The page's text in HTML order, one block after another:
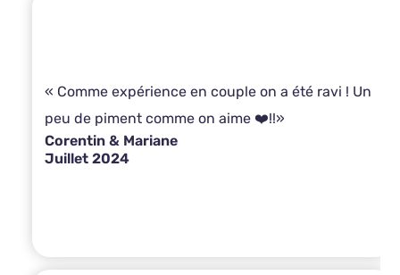
« Comme expérience en couple on a été ravi ! Un
peu de piment comme on aime ❤️!!»
Corentin & Mariane
Juillet 2024